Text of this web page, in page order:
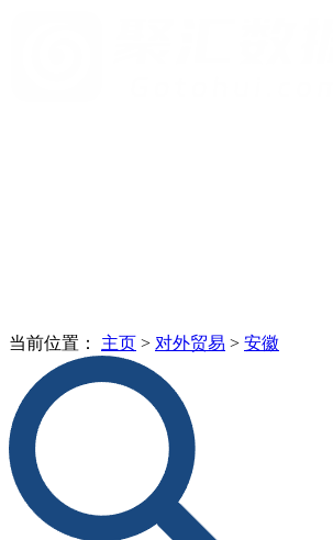
当前位置： 主页 > 对外贸易 > 安徽